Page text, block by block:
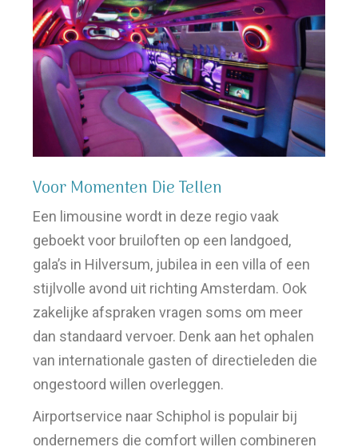
Voor Momenten Die Tellen
Een limousine wordt in deze regio vaak
geboekt voor bruiloften op een landgoed,
gala’s in Hilversum, jubilea in een villa of een
stijlvolle avond uit richting Amsterdam. Ook
zakelijke afspraken vragen soms om meer
dan standaard vervoer. Denk aan het ophalen
van internationale gasten of directieleden die
ongestoord willen overleggen.
Airportservice naar Schiphol is populair bij
ondernemers die comfort willen combineren